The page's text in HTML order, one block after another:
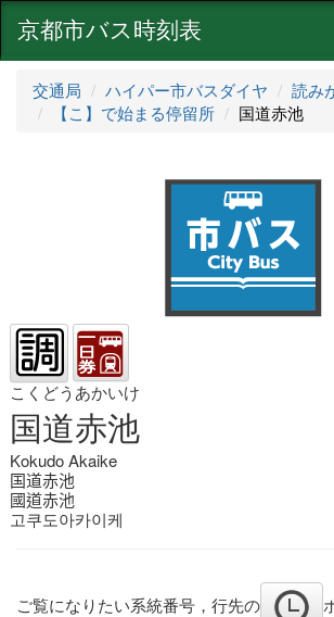
京都市バス時刻表
交通局 ハイパー市バスダイヤ
読み
【こ】で始まる停留所
国道赤池
こくどうあかいけ
国道赤池
Kokudo Akaike
国道赤池
國道赤池
고쿠도아카이케
ご覧になりたい系統番号，行先の